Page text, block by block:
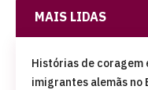
MAIS LIDAS
Histórias de coragem
imigrantes alemãs no